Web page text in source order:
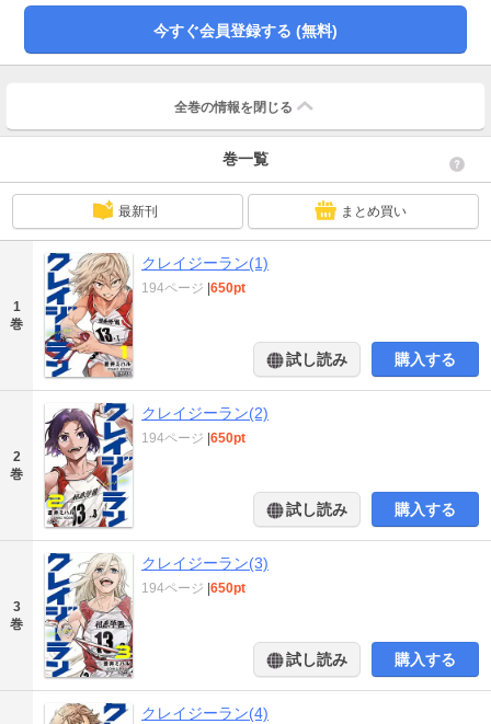
今すぐ会員登録する (無料)
全巻の情報を 閉じる
巻一覧
最新刊 まとめ買い
1
巻
クレイジーラン(1)
194ページ |650pt
試し読み 購入する
2
巻
クレイジーラン(2)
194ページ |650pt
試し読み 購入する
3
巻
クレイジーラン(3)
194ページ |650pt
試し読み 購入する
クレイジーラン(4)